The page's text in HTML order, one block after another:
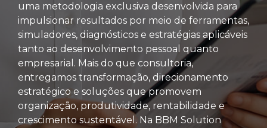
uma metodologia exclusiva desenvolvida para
impulsionar resultados por meio de ferramentas,
simuladores, diagnósticos e estratégias aplicáveis
tanto ao desenvolvimento pessoal quanto
empresarial. Mais do que consultoria,
entregamos transformação, direcionamento
estratégico e soluções que promovem
organização, produtividade, rentabilidade e
crescimento sustentável. Na BBM Solution